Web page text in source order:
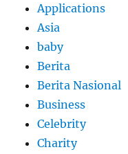
Applications
Asia
baby
Berita
Berita Nasional
Business
Celebrity
Charity